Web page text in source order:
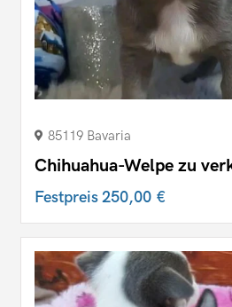
85119 Bavaria
Chihuahua-Welpe zu
Festpreis250,00 €